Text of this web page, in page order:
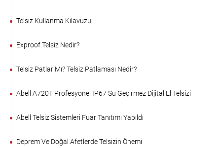
Telsiz Kullanma Kılavuzu
Exproof Telsiz Nedir?
Telsiz Patlar Mı? Telsiz Patlaması Nedir?
Abell A720T Profesyonel IP67 Su Geçirmez Dijital El Telsizi
Abell Telsiz Sistemleri Fuar Tanıtımı Yapıldı
Deprem Ve Doğal Afetlerde Telsizin Önemi